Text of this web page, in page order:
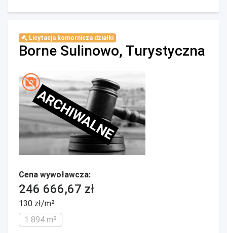
Licytacja komornicza działki
Borne Sulinowo, Turystyczna
ARCHIWALNE
Cena wywoławcza:
246 666,67 zł
130 zł/m²
1 894 m²